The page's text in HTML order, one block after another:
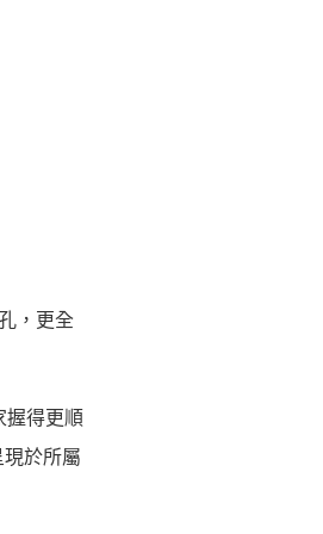
，更全
握得更順
於所屬